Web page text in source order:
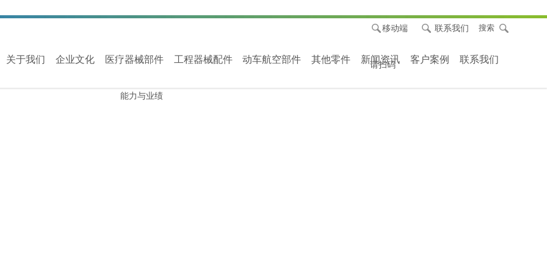
搜索
联系我们
移动端
请扫码
关于我们 企业文化 医疗器械部件 工程器械配件 动车航空部件 其他零件 新闻资讯 客户案例 联系我们